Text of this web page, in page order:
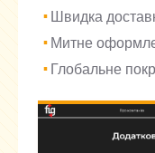
Швидка
Митне
Глобальне